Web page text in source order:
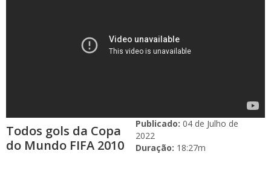
Todos gols da Copa
do Mundo FIFA 2010
Publicado: 04 de Julho de
2022
Duração: 18:27m